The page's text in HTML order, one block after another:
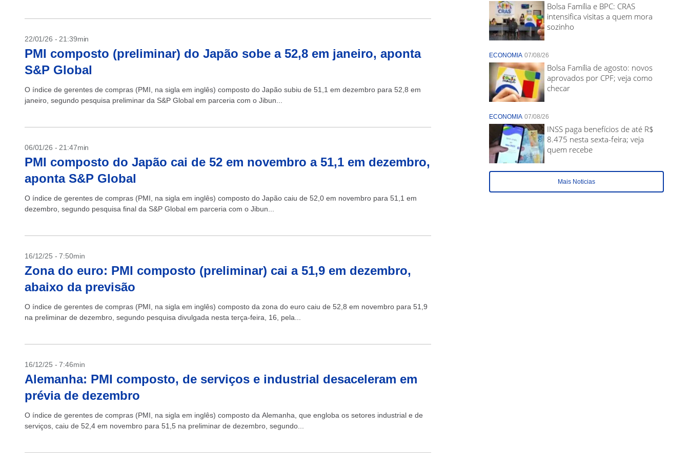
22/01/26 - 21:39min
PMI composto (preliminar) do Japão sobe a 52,8 em janeiro, aponta
S&P Global
O índice de gerentes de compras (PMI, na sigla em inglês) composto do Japão subiu de 51,1 em dezembro para 52,8 em
janeiro, segundo pesquisa preliminar da S&P Global em parceria com o Jibun...
06/01/26 - 21:47min
PMI composto do Japão cai de 52 em novembro a 51,1 em dezembro,
aponta S&P Global
O índice de gerentes de compras (PMI, na sigla em inglês) composto do Japão caiu de 52,0 em novembro para 51,1 em
dezembro, segundo pesquisa final da S&P Global em parceria com o Jibun...
16/12/25 - 7:50min
Zona do euro: PMI composto (preliminar) cai a 51,9 em dezembro,
abaixo da previsão
O índice de gerentes de compras (PMI, na sigla em inglês) composto da zona do euro caiu de 52,8 em novembro para 51,9
na preliminar de dezembro, segundo pesquisa divulgada nesta terça-feira, 16, pela...
16/12/25 - 7:46min
Alemanha: PMI composto, de serviços e industrial desaceleram em
prévia de dezembro
O índice de gerentes de compras (PMI, na sigla em inglês) composto da Alemanha, que engloba os setores industrial e de
serviços, caiu de 52,4 em novembro para 51,5 na preliminar de dezembro, segundo...
Bolsa Família e BPC: CRAS
intensifica visitas a quem mora
sozinho
ECONOMIA 07/08/26
Bolsa Família de agosto: novos
aprovados por CPF; veja como
checar
ECONOMIA 07/08/26
INSS paga benefícios de até R$
8.475 nesta sexta-feira; veja
quem recebe
Mais Noticias